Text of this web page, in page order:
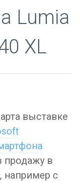
Lumia
XL
выставке
продажу в
например с